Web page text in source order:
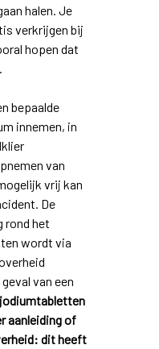
halen. Je
verkrijgen bij
hopen dat
bepaalde
innemen, in
van
vrij kan
De
rond het
wordt via
van een
aanleiding of
dit heeft